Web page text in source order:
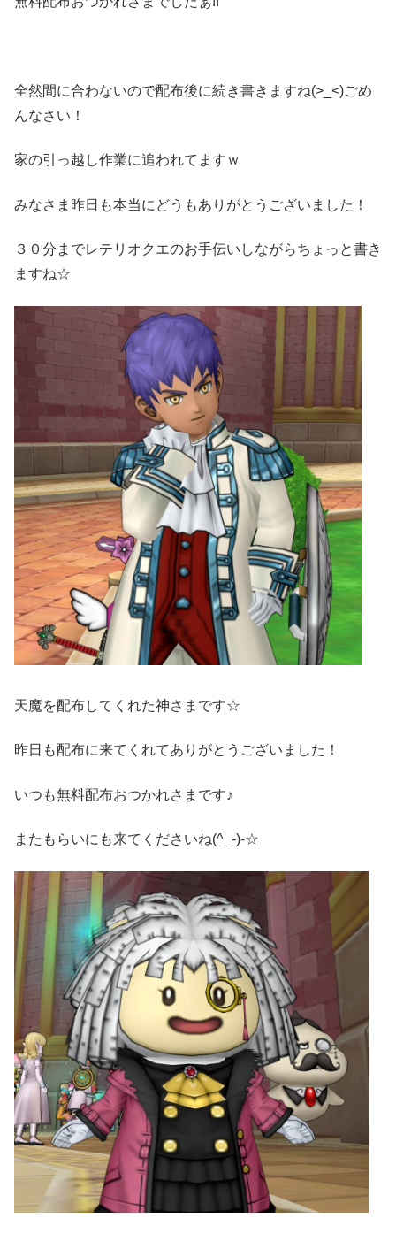
全然間に合わないので配布後に続き書きますね(>_<)ごめ
んなさい！
家の引っ越し作業に追われてますｗ
みなさま昨日も本当にどうもありがとうございました！
３０分までレテリオクエのお手伝いしながらちょっと書き
ますね☆
天魔を配布してくれた神さまです☆
昨日も配布に来てくれてありがとうございました！
いつも無料配布おつかれさまです♪
またもらいにも来てくださいね(^_-)-☆